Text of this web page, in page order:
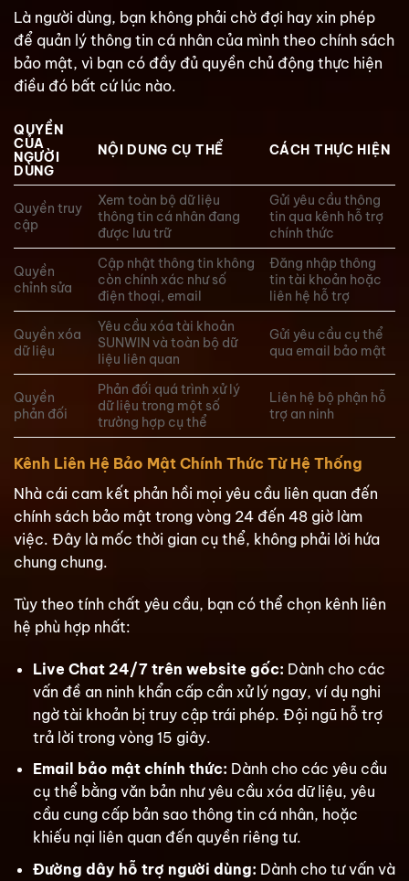
Là người dùng, bạn không phải chờ đợi hay xin phép
để quản lý thông tin cá nhân của mình theo chính sách
bảo mật, vì bạn có đầy đủ quyền chủ động thực hiện
điều đó bất cứ lúc nào.
QUYỀN
CỦA
NGƯỜI
DÙNG
NỘI DUNG CỤ THỂ CÁCH THỰC HIỆN
Quyền truy
cập
Xem toàn bộ dữ liệu
thông tin cá nhân đang
được lưu trữ
Gửi yêu cầu thông
tin qua kênh hỗ trợ
chính thức
Quyền
chỉnh sửa
Cập nhật thông tin không
còn chính xác như số
điện thoại, email
Đăng nhập thông
tin tài khoản hoặc
liên hệ hỗ trợ
Quyền xóa
dữ liệu
Yêu cầu xóa tài khoản
SUNWIN và toàn bộ dữ
liệu liên quan
Gửi yêu cầu cụ thể
qua email bảo mật
Quyền
phản đối
Phản đối quá trình xử lý
dữ liệu trong một số
trường hợp cụ thể
Liên hệ bộ phận hỗ
trợ an ninh
Kênh Liên Hệ Bảo Mật Chính Thức Từ Hệ Thống
Nhà cái cam kết phản hồi mọi yêu cầu liên quan đến
chính sách bảo mật trong vòng 24 đến 48 giờ làm
việc. Đây là mốc thời gian cụ thể, không phải lời hứa
chung chung.
Tùy theo tính chất yêu cầu, bạn có thể chọn kênh liên
hệ phù hợp nhất:
Live Chat 24/7 trên website gốc: Dành cho các
vấn đề an ninh khẩn cấp cần xử lý ngay, ví dụ nghi
ngờ tài khoản bị truy cập trái phép. Đội ngũ hỗ trợ
trả lời trong vòng 15 giây.
Email bảo mật chính thức: Dành cho các yêu cầu
cụ thể bằng văn bản như yêu cầu xóa dữ liệu, yêu
cầu cung cấp bản sao thông tin cá nhân, hoặc
khiếu nại liên quan đến quyền riêng tư.
Đường dây hỗ trợ người dùng: Dành cho tư vấn và